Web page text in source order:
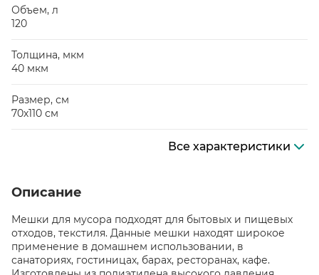
Объем, л
120
Толщина, мкм
40 мкм
Размер, см
70х110 см
Все характеристики
Описание
Мешки для мусора подходят для бытовых и пищевых
отходов, текстиля. Данные мешки находят широкое
применение в домашнем использовании, в
санаториях, гостиницах, барах, ресторанах, кафе.